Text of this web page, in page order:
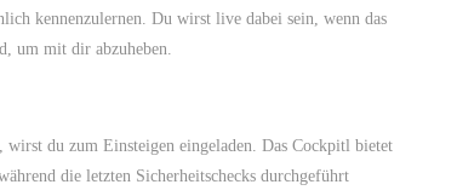
kennenzulernen. Du wirst live dabei sein, wenn das
um mit dir abzuheben.
wirst du zum Einsteigen eingeladen. Das Cockpitl bietet
die letzten Sicherheitschecks durchgeführt